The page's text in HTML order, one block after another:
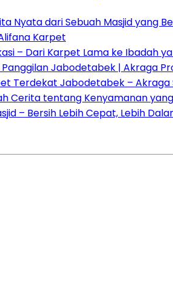
Nyata dari Sebuah Masjid yang
Karpet
– Dari Karpet Lama ke Ibadah
Jabodetabek | Akraga
Terdekat Jabodetabek – Akraga
Cerita tentang Kenyamanan
– Bersih Lebih Cepat, Lebih